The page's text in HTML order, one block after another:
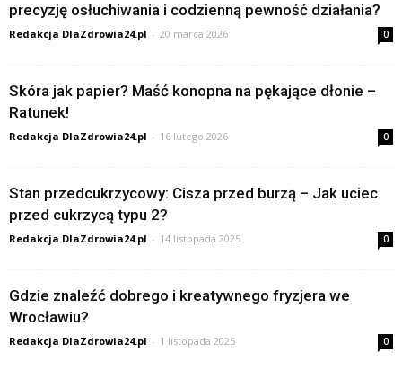
precyzję osłuchiwania i codzienną pewność działania?
Redakcja DlaZdrowia24.pl - 20 marca 2026 0
Skóra jak papier? Maść konopna na pękające dłonie –
Ratunek!
Redakcja DlaZdrowia24.pl - 16 lutego 2026 0
Stan przedcukrzycowy: Cisza przed burzą – Jak uciec
przed cukrzycą typu 2?
Redakcja DlaZdrowia24.pl - 14 listopada 2025 0
Gdzie znaleźć dobrego i kreatywnego fryzjera we
Wrocławiu?
Redakcja DlaZdrowia24.pl - 1 listopada 2025 0